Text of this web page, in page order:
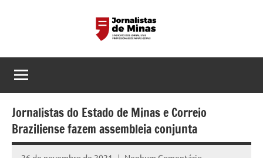
conteúdo
Sindicato
dos
Jornalistas
Profissionais
de
Sindicato
dos
Jornalistas
Profissionais
de
Jornalistas do Estado de Minas e Correio
Braziliense fazem assembleia conjunta